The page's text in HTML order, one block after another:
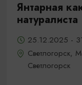
Янтарная
натуралиста
25.12.2025 -
Светлогорск,
Светлогорск